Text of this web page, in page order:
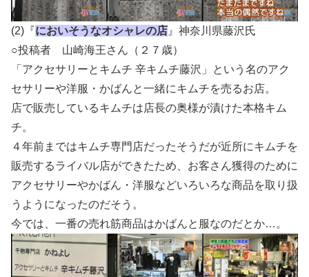
(2)『においそうなオシャレの店 』神奈川県藤沢氏
○投稿者 山崎海王さん（２７歳）
「アクセサリーとキムチ 辛キムチ藤沢」という名のアク
セサリーや洋服・かばんと一緒にキムチを売るお店。
店で販売しているキムチは店長の奥様が漬けた本格キム
チ。
４年前まではキムチ専門店だったそうだが近所にキムチを
販売するライバル店ができたため、お客さん獲得のために
アクセサリーやかばん・洋服などいろいろな商品を取り扱
うようになったのだそう。
今では、一番の売れ筋商品はかばんと服なのだとか…。